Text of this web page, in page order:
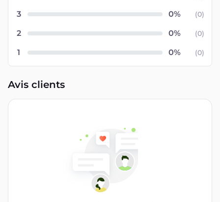
3 (0)
2 (0)
1 (0)
Avis clients